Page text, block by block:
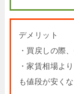
デメリット
・買戻しの際
・家賃相場よ
も値段が安く